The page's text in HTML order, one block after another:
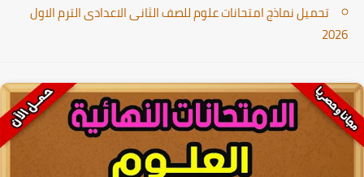
تحميل نماذج امتحانات علوم للصف الثانى الاعدادى الترم الاول
2026